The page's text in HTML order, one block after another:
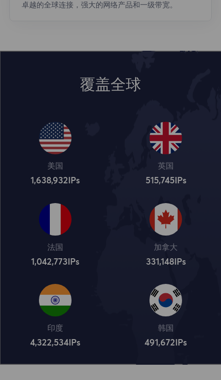
卓越的全球连接，强大的网络产品和一级带宽。
覆盖全球
美国
1,638,932 IPs
英国
515,745IPs
法国
1,042,773 IPs
加拿大
331,148IPs
印度
4,322,534 IPs
韩国
491,672 IPs